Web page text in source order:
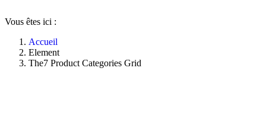
Vous êtes ici :
Accueil
Element
The7 Product Categories Grid